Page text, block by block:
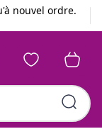
nouvel ordre.